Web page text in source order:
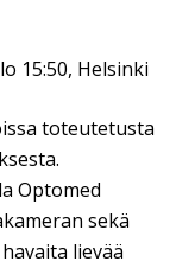
15:50, Helsinki
toteutetusta
Optomed
sekä
lievää